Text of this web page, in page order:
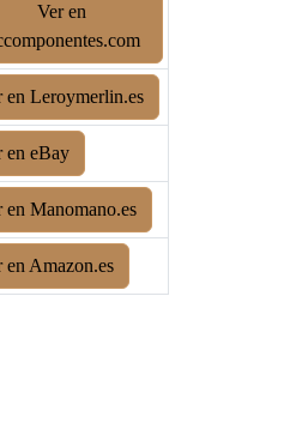
Ver en
en Leroymerlin.es
en eBay
en Manomano.es
en Amazon.es